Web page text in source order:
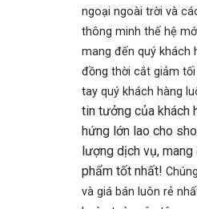
ngoại ngoài trời và
thông minh thế hệ
mang đến quý khách
đồng thời cắt giảm
tay quý khách hàng
tin tưởng của khách
hứng lớn lao cho
lượng dịch vụ,
phẩm tốt nhất!
và giá bán luôn rẻ